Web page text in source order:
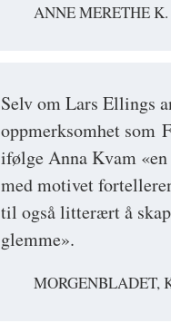
ANNE MERETHE
Selv om Lars Ellings
oppmerksomhet som
ifølge Anna Kvam
med motivet
til også litterært å
glemme».
MORGENBLADET,